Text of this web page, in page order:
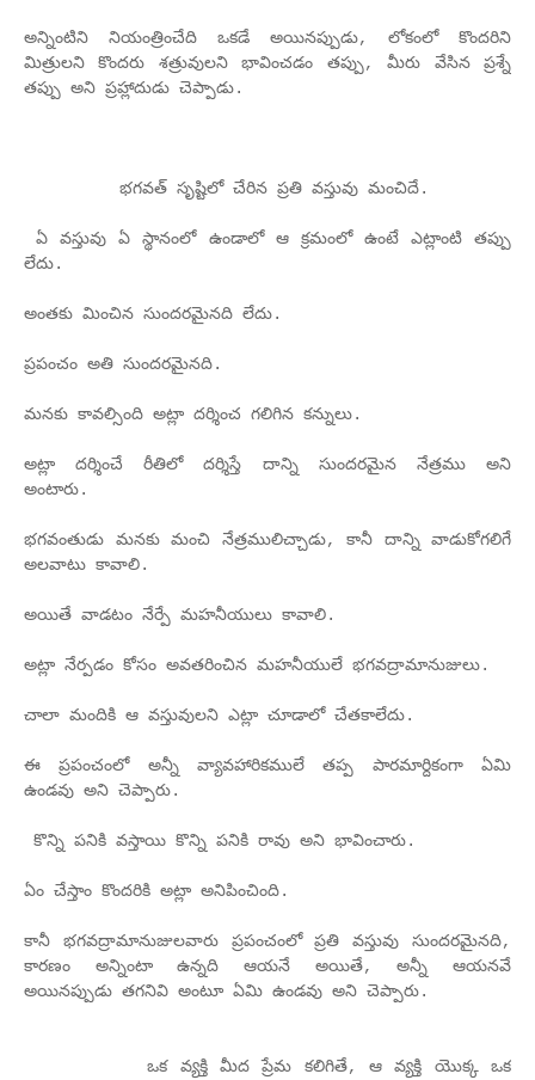
అన్నింటిని నియంత్రించేది ఒకడే అయినప్పుడు, లోకంలో కొందరిని
మిత్రులని కొందరు శత్రువులని భావించడం తప్పు, మీరు వేసిన ప్రశ్నే
తప్పు అని ప్రహ్లాదుడు చెప్పాడు.
భగవత్ సృష్టిలో చేరిన ప్రతి వస్తువు మంచిదే.
ఏ వస్తువు ఏ స్థానంలో ఉండాలో ఆ క్రమంలో ఉంటే ఎట్లాంటి తప్పు
లేదు.
అంతకు మించిన సుందరమైనది లేదు.
ప్రపంచం అతి సుందరమైనది.
మనకు కావల్సింది అట్లా దర్శించ గలిగిన కన్నులు.
అట్లా దర్శించే రీతిలో దర్శిస్తే దాన్ని సుందరమైన నేత్రము అని
అంటారు.
భగవంతుడు మనకు మంచి నేత్రములిచ్చాడు, కానీ దాన్ని వాడుకోగలిగే
అలవాటు కావాలి.
అయితే వాడటం నేర్పే మహనీయులు కావాలి.
అట్లా నేర్పడం కోసం అవతరించిన మహనీయులే భగవద్రామానుజులు.
చాలా మందికి ఆ వస్తువులని ఎట్లా చూడాలో చేతకాలేదు.
ఈ ప్రపంచంలో అన్నీ వ్యావహారికములే తప్ప పారమార్దికంగా ఏమి
ఉండవు అని చెప్పారు.
కొన్ని పనికి వస్తాయి కొన్ని పనికి రావు అని భావించారు.
ఏం చేస్తాం కొందరికి అట్లా అనిపించింది.
కానీ భగవద్రామానుజులవారు ప్రపంచంలో ప్రతి వస్తువు సుందరమైనది,
కారణం అన్నింటా ఉన్నది ఆయనే అయితే, అన్నీ ఆయనవే
అయినప్పుడు తగనివి అంటూ ఏమి ఉండవు అని చెప్పారు.
ఒక వ్యక్తి మీద ప్రేమ కలిగితే, ఆ వ్యక్తి యొక్క ఒక